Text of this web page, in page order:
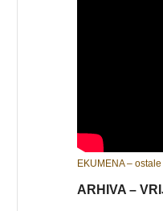
EKUMENA –
ARHIVA –